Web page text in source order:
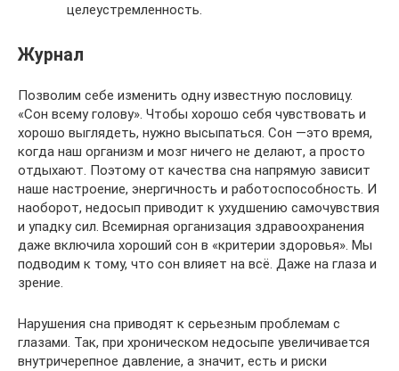
целеустремленность.
Журнал
Позволим себе изменить одну известную пословицу.
«Сон всему голову». Чтобы хорошо себя чувствовать и
хорошо выглядеть, нужно высыпаться. Сон —это время,
когда наш организм и мозг ничего не делают, а просто
отдыхают. Поэтому от качества сна напрямую зависит
наше настроение, энергичность и работоспособность. И
наоборот, недосып приводит к ухудшению самочувствия
и упадку сил. Всемирная организация здравоохранения
даже включила хороший сон в «критерии здоровья». Мы
подводим к тому, что сон влияет на всё. Даже на глаза и
зрение.
Нарушения сна приводят к серьезным проблемам с
глазами. Так, при хроническом недосыпе увеличивается
внутричерепное давление, а значит, есть и риски